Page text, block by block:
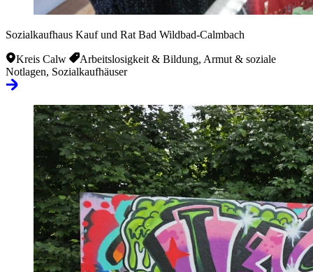
Sozialkaufhaus Kauf und Rat Bad Wildbad-Calmbach
Kreis Calw
Arbeitslosigkeit & Bildung, Armut & soziale
Notlagen, Sozialkaufhäuser